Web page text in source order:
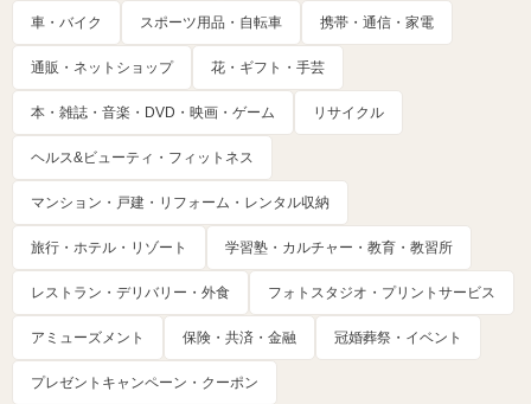
車・バイク スポーツ用品・自転車 携帯・通信・家電
通販・ネットショップ 花・ギフト・手芸
本・雑誌・音楽・DVD・映画・ゲーム リサイクル
ヘルス&ビューティ・フィットネス
マンション・戸建・リフォーム・レンタル収納
旅行・ホテル・リゾート 学習塾・カルチャー・教育・教習所
レストラン・デリバリー・外食 フォトスタジオ・プリントサービス
アミューズメント 保険・共済・金融 冠婚葬祭・イベント
プレゼントキャンペーン・クーポン